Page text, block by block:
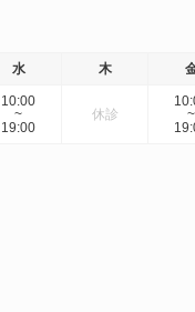
水 木
10:00
~
19:00
休診
~